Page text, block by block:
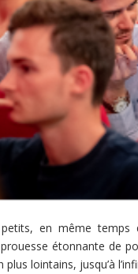
en même
étonnante de
lointains, jusqu’à